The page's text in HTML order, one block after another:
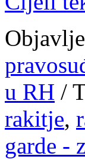
u RH /
rakitje,
garde -